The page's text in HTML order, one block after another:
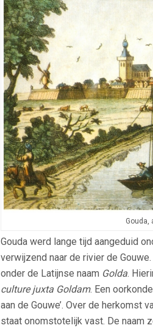
Gouda,
Gouda werd lange tijd aangeduid
verwijzend naar de rivier de
onder de Latijnse naam Golda.
culture juxta Goldam. Een
aan de Gouwe’. Over de herkomst
staat onomstotelijk vast. De naam